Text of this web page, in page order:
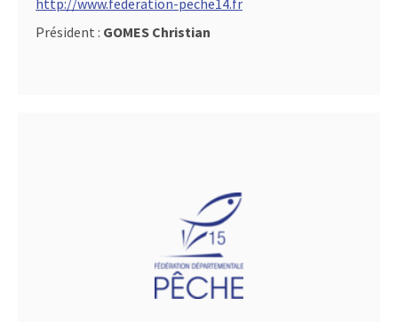
http://www.federation-peche14.fr
Président : GOMES Christian